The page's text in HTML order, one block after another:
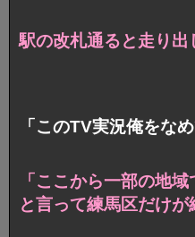
駅の改札通ると走り
「このTV実況俺をな
「ここから一部の地
と言って練馬区だけ